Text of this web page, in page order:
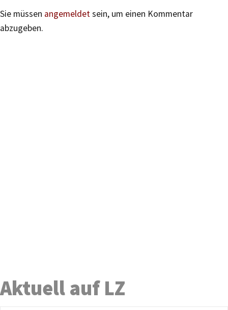
Sie müssen angemeldetsein, um einen Kommentar
abzugeben.
Aktuell auf LZ